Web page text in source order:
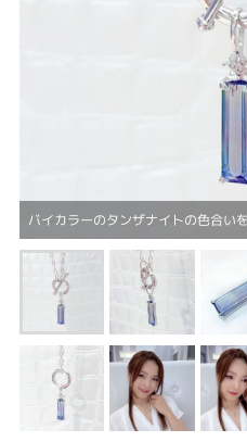
バイカラーのタンザナイトの色合い